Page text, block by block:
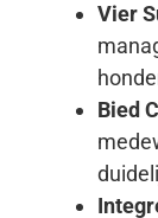
Vier
Bied